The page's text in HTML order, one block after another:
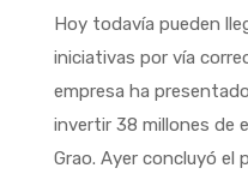
Hoy todavía pueden
iniciativas por vía
empresa ha
invertir 38 millones de
Grao. Ayer concluyó el